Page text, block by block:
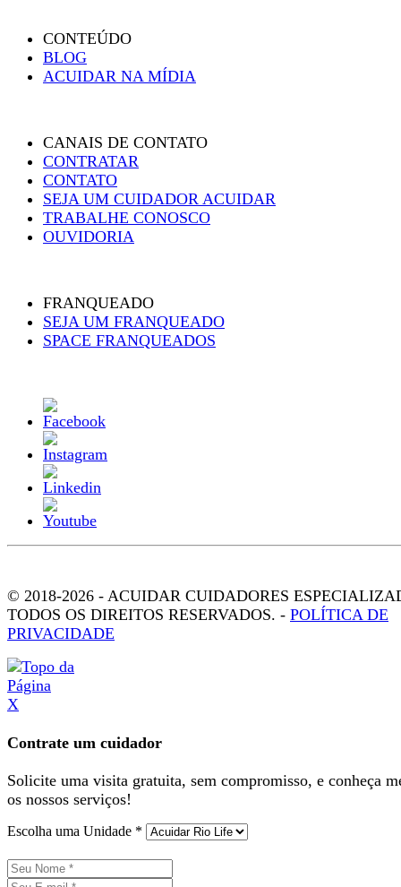
CONTEÚDO
BLOG
ACUIDAR NA MÍDIA
CANAIS DE CONTATO
CONTRATAR
CONTATO
SEJA UM CUIDADOR ACUIDAR
TRABALHE CONOSCO
OUVIDORIA
FRANQUEADO
SEJA UM FRANQUEADO
SPACE FRANQUEADOS
© 2018-2026 - ACUIDAR CUIDADORES
TODOS OS DIREITOS RESERVADOS. - POLÍTICA DE
PRIVACIDADE
X
Contrate um cuidador
Solicite uma visita gratuita, sem compromisso, e conheça
os nossos serviços!
Escolha uma Unidade *